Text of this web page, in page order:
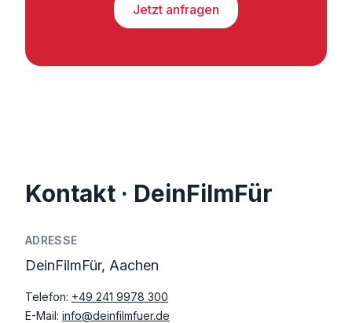
Jetzt anfragen
Kontakt · DeinFilmFür
ADRESSE
DeinFilmFür, Aachen
Telefon: +49 241 9978 300
E-Mail: info@deinfilmfuer.de